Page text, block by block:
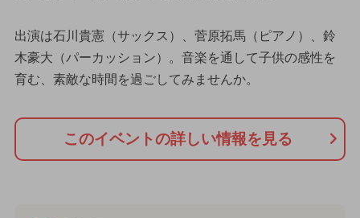
出演は石川貴憲（サックス）、菅原拓馬（ピアノ）、鈴
木豪大（パーカッション）。音楽を通して子供の感性を
育む、素敵な時間を過ごしてみませんか。
このイベントの詳しい情報を見る